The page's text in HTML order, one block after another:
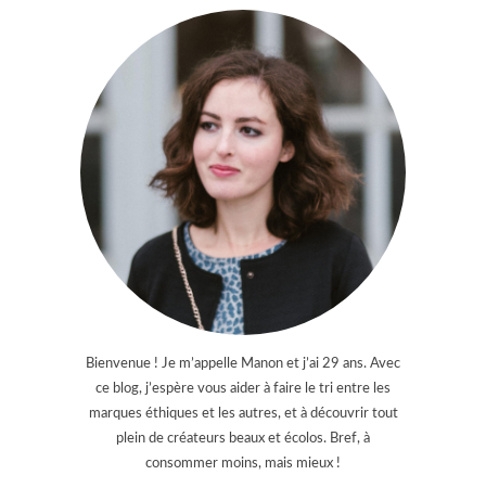
Bienvenue ! Je m’appelle Manon et j’ai 29 ans. Avec
ce blog, j’espère vous aider à faire le tri entre les
marques éthiques et les autres, et à découvrir tout
plein de créateurs beaux et écolos. Bref, à
consommer moins, mais mieux !